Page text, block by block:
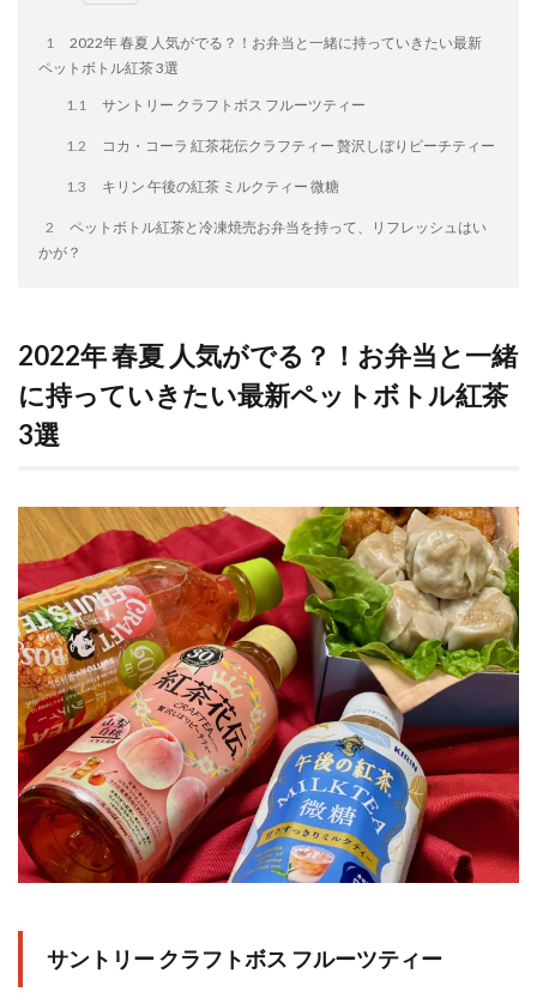
1
2022年 春夏 人気がでる？！お弁当と一緒に持っていきたい最新
ペットボトル紅茶 3選
1.1 サントリー クラフトボス フルーツティー
1.2 コカ・コーラ 紅茶花伝クラフティー 贅沢しぼりピーチティー
1.3 キリン 午後の紅茶 ミルクティー 微糖
2
ペットボトル紅茶と冷凍焼売お弁当を持って、リフレッシュはい
かが？
2022年 春夏 人気がでる？！お弁当と一緒
に持っていきたい最新ペットボトル紅茶
3選
サントリー クラフトボス フルーツティー
イートアンドの仕事
アウトドア
アヒージョ
冷凍食品ジャーナリスト山本純子の『冷凍食品のはなし』
冷凍から揚げ
冷凍やけ
冷凍ラーメン
冷凍餃子
冷凍麺 品質管理
問い合わせ
ワンプレート
チャミスル
なにわ
マンドゥ
メスティン
ラーメン
ラーメンJourney
レシピ 만두
検索